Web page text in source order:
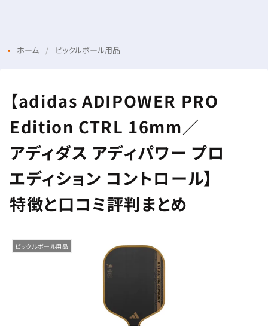
ホーム ピックルボール用品
【adidas ADIPOWER PRO
Edition CTRL 16mm／
アディダス アディパワー プロ
エディション コントロール】
特徴と口コミ評判まとめ
ピックルボール用品